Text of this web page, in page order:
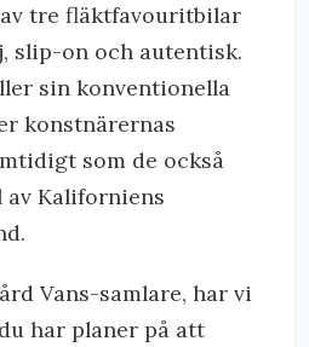
tre fläktfavouritbilar
slip-on och autentisk.
sin konventionella
konstnärernas
som de också
Kaliforniens
Vans-samlare, har vi
har planer på att